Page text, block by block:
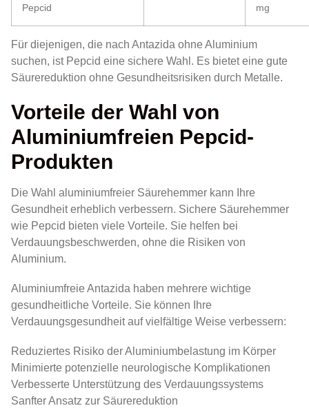
Pepcid
mg
Für diejenigen, die nach Antazida ohne Aluminium
suchen, ist Pepcid eine sichere Wahl. Es bietet eine gute
Säurereduktion ohne Gesundheitsrisiken durch Metalle.
Vorteile der Wahl von
Aluminiumfreien Pepcid-
Produkten
Die Wahl aluminiumfreier Säurehemmer kann Ihre
Gesundheit erheblich verbessern. Sichere Säurehemmer
wie Pepcid bieten viele Vorteile. Sie helfen bei
Verdauungsbeschwerden, ohne die Risiken von
Aluminium.
Aluminiumfreie Antazida haben mehrere wichtige
gesundheitliche Vorteile. Sie können Ihre
Verdauungsgesundheit auf vielfältige Weise verbessern:
Reduziertes Risiko der Aluminiumbelastung im Körper
Minimierte potenzielle neurologische Komplikationen
Verbesserte Unterstützung des Verdauungssystems
Sanfter Ansatz zur Säurereduktion